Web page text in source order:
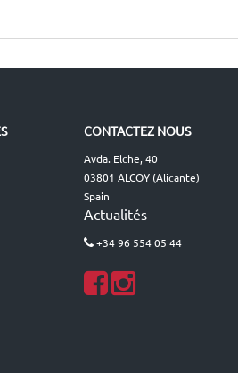
CONTACTEZ NOUS
Avda. Elche, 40
03801 ALCOY (Alicante)
Spain
Actualités
+34 96 554 05 44